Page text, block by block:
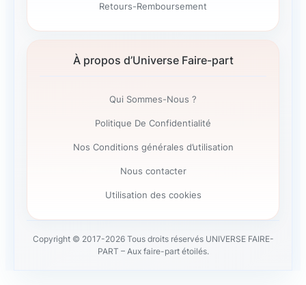
Retours-Remboursement
À propos d’Universe Faire-part
Qui Sommes-Nous ?
Politique De Confidentialité
Nos Conditions générales d’utilisation
Nous contacter
Utilisation des cookies
Copyright © 2017-2026 Tous droits réservés UNIVERSE FAIRE-
PART – Aux faire-part étoilés.